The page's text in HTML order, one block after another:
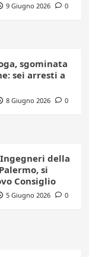
9 Giugno 2026 0
sgominata
sei arresti a
8 Giugno 2026 0
della
si
Consiglio
5 Giugno 2026 0